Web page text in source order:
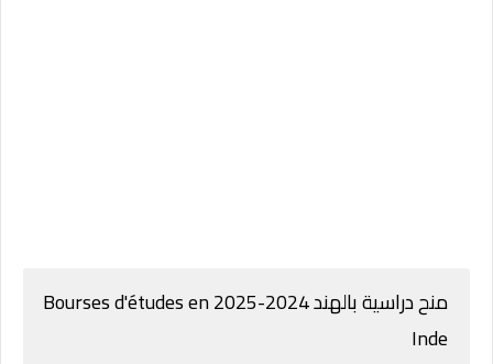
منح دراسية بالهند 2024-2025 Bourses d'études en
Inde